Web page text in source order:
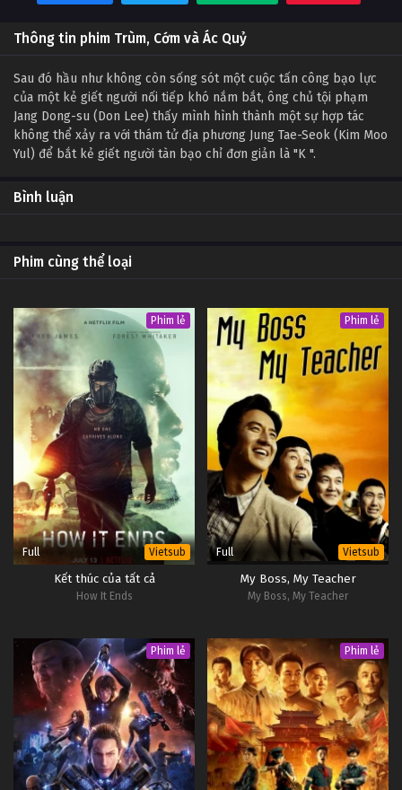
Thông tin phim Trùm, Cớm và Ác Quỷ
Sau đó hầu như không còn sống sót một cuộc tấn công bạo lực
của một kẻ giết người nối tiếp khó nắm bắt, ông chủ tội phạm
Jang Dong-su (Don Lee) thấy mình hình thành một sự hợp tác
không thể xảy ra với thám tử địa phương Jung Tae-Seok (Kim Moo
Yul) để bắt kẻ giết người tàn bạo chỉ đơn giản là "K ".
Bình luận
Phim cùng thể loại
Phim lẻ
Full Vietsub
Kết thúc của tất cả
How It Ends
Phim lẻ
Full Vietsub
My Boss, My Teacher
My Boss, My Teacher
Phim lẻ Phim lẻ